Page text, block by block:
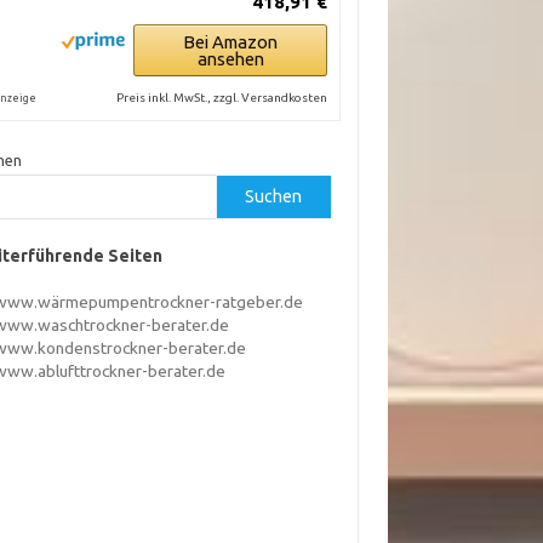
Bei Amazon
ansehen
Preis inkl. MwSt., zzgl. Versandkosten
Suchen
Seiten
ratgeber.de
berater.de
berater.de
berater.de